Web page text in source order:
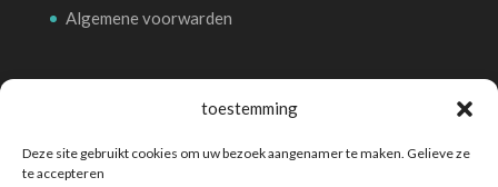
toestemming
Deze site gebruikt cookies om uw bezoek aangenamer te maken. Gelieve ze
te accepteren
Algemene voorwarden
Betalingsmethoden